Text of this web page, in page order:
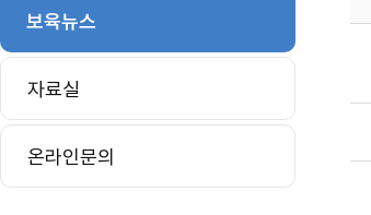
보육뉴스
자료실
온라인문의